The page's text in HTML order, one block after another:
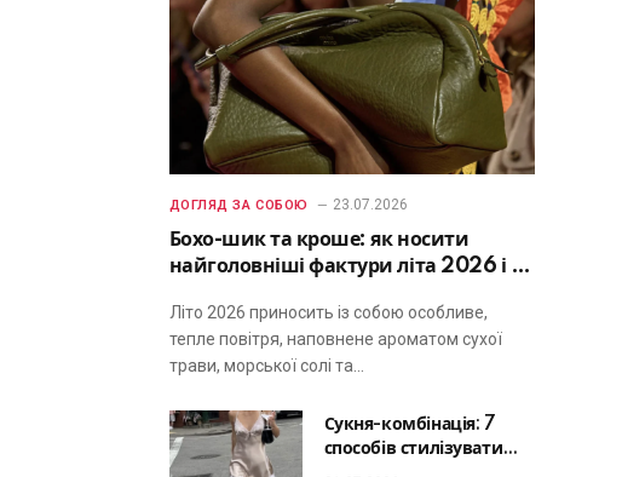
ДОГЛЯД ЗА СОБОЮ 23.07.2026
Бохо-шик та кроше: як носити
найголовніші фактури літа 2026 і не
Літо 2026 приносить із собою особливе,
тепле повітря, наповнене ароматом сухої
трави, морської солі та…
Сукня-комбінація: 7
способів стилізувати